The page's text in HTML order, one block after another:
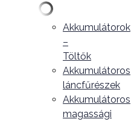
Akkumulátorok
–
Töltők
Akkumulátoros
láncfűrészek
Akkumulátoros
magassági